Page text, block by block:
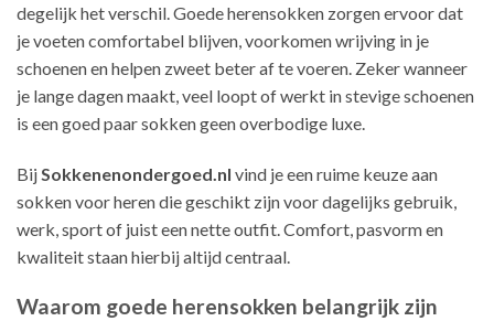
degelijk het verschil. Goede herensokken zorgen ervoor dat
je voeten comfortabel blijven, voorkomen wrijving in je
schoenen en helpen zweet beter af te voeren. Zeker wanneer
je lange dagen maakt, veel loopt of werkt in stevige schoenen
is een goed paar sokken geen overbodige luxe.
Bij Sokkenenondergoed.nl vind je een ruime keuze aan
sokken voor heren die geschikt zijn voor dagelijks gebruik,
werk, sport of juist een nette outfit. Comfort, pasvorm en
kwaliteit staan hierbij altijd centraal.
Waarom goede herensokken belangrijk zijn